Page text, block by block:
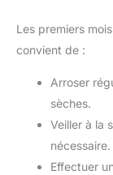
Les premiers
convient de :
Arroser
sèches.
Veiller à la
nécessaire.
Effectuer